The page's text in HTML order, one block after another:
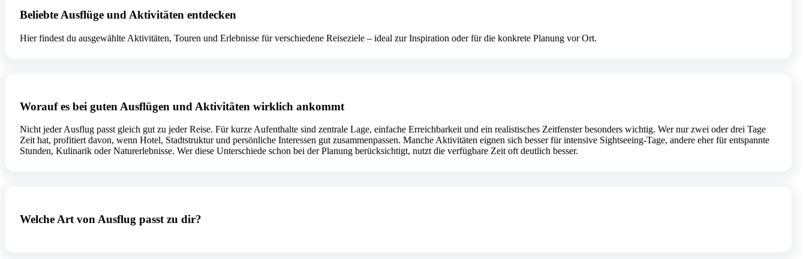
Beliebte Ausflüge und Aktivitäten entdecken
Hier findest du ausgewählte Aktivitäten, Touren und Erlebnisse für verschiedene Reiseziele – ideal zur Inspiration oder für die konkrete Planung vor Ort.
Worauf es bei guten Ausflügen und Aktivitäten wirklich ankommt
Nicht jeder Ausflug passt gleich gut zu jeder Reise. Für kurze Aufenthalte sind zentrale Lage, einfache Erreichbarkeit und ein realistisches Zeitfenster besonders wichtig. Wer nur zwei oder drei Tage
Zeit hat, profitiert davon, wenn Hotel, Stadtstruktur und persönliche Interessen gut zusammenpassen. Manche Aktivitäten eignen sich besser für intensive Sightseeing-Tage, andere eher für entspannte
Stunden, Kulinarik oder Naturerlebnisse. Wer diese Unterschiede schon bei der Planung berücksichtigt, nutzt die verfügbare Zeit oft deutlich besser.
Welche Art von Ausflug passt zu dir?